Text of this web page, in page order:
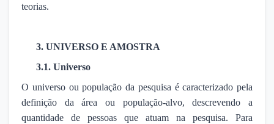
teorias.
3. UNIVERSO E AMOSTRA
3.1. Universo
O universo ou população da pesquisa é caracterizado pela
definição da área ou população-alvo, descrevendo a
quantidade de pessoas que atuam na pesquisa. Para